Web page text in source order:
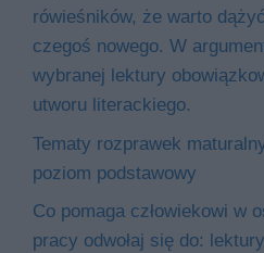
rówieśników, że warto
czegoś nowego. W
wybranej lektury
utworu literackiego.
Tematy rozprawek
poziom podstawowy
Co pomaga człowiekowi w
pracy odwołaj się do: